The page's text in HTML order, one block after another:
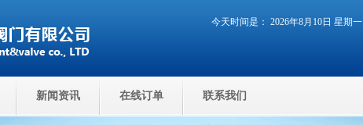
今天时间是： 2026年8月10日 星期一
新闻资讯 在线订单 联系我们